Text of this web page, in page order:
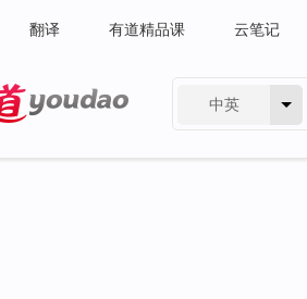
翻译 有道精品课 云笔记
中英